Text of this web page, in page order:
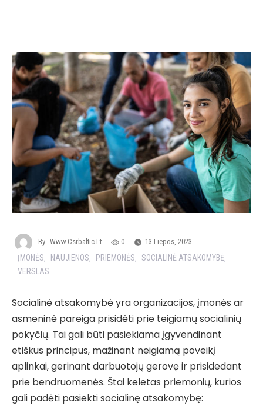
By Www.csrbaltic.lt 0 13 Liepos, 2023
ĮMONĖS, NAUJIENOS, PRIEMONĖS, SOCIALINĖ ATSAKOMYBĖ,
VERSLAS
Socialinė atsakomybė yra organizacijos, įmonės ar
asmeninė pareiga prisidėti prie teigiamų socialinių
pokyčių. Tai gali būti pasiekiama įgyvendinant
etiškus principus, mažinant neigiamą poveikį
aplinkai, gerinant darbuotojų gerovę ir prisidedant
prie bendruomenės. Štai keletas priemonių, kurios
gali padėti pasiekti socialinę atsakomybę: